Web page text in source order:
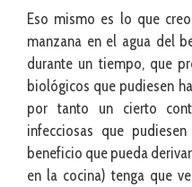
Eso mismo es lo que
manzana en el agua del
durante un tiempo, que
biológicos que pudiesen
por tanto un cierto
infecciosas que
beneficio que pueda
en la cocina) tenga que